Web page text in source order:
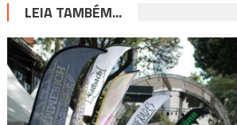
LEIA TAMBÉM...